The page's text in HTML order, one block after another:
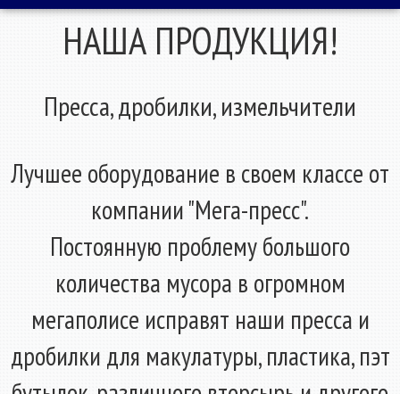
НАША ПРОДУКЦИЯ!
Пресса, дробилки, измельчители
Лучшее оборудование в своем классе от
компании "Мега-пресс".
Постоянную проблему большого
количества мусора в огромном
мегаполисе исправят наши пресса и
дробилки для макулатуры, пластика, пэт